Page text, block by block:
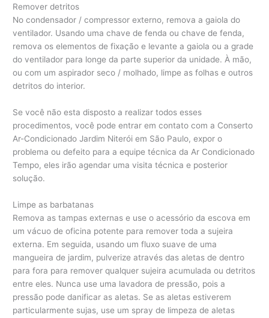
Remover detritos
No condensador / compressor externo, remova a gaiola do
ventilador. Usando uma chave de fenda ou chave de fenda,
remova os elementos de fixação e levante a gaiola ou a grade
do ventilador para longe da parte superior da unidade. À mão,
ou com um aspirador seco / molhado, limpe as folhas e outros
detritos do interior.
Se você não esta disposto a realizar todos esses
procedimentos, você pode entrar em contato com a Conserto
Ar-Condicionado Jardim Niterói em São Paulo, expor o
problema ou defeito para a equipe técnica da Ar Condicionado
Tempo, eles irão agendar uma visita técnica e posterior
solução.
Limpe as barbatanas
Remova as tampas externas e use o acessório da escova em
um vácuo de oficina potente para remover toda a sujeira
externa. Em seguida, usando um fluxo suave de uma
mangueira de jardim, pulverize através das aletas de dentro
para fora para remover qualquer sujeira acumulada ou detritos
entre eles. Nunca use uma lavadora de pressão, pois a
pressão pode danificar as aletas. Se as aletas estiverem
particularmente sujas, use um spray de limpeza de aletas